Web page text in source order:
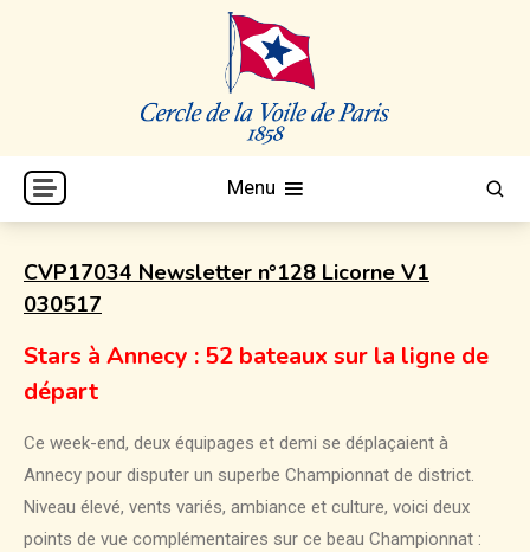
CVP
Cercle de la Voile de Paris
Menu
CVP17034 Newsletter n°128 Licorne V1
030517
Stars à Annecy : 52 bateaux sur la ligne de
départ
Ce week-end, deux équipages et demi se déplaçaient à
Annecy pour disputer un superbe Championnat de district.
Niveau élevé, vents variés, ambiance et culture, voici deux
points de vue complémentaires sur ce beau Championnat :